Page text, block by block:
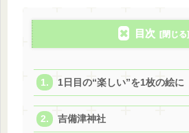
目次
1日目の“楽しい”を1枚の絵に
吉備津神社